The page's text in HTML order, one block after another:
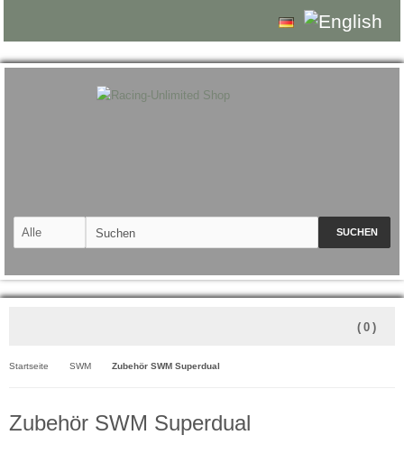
SUCHEN
( 0 )
Startseite SWM Zubehör SWM Superdual
Zubehör SWM Superdual